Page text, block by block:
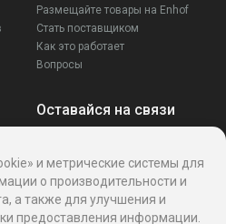
Размещайте товары на Enhof
Стать поставщиком
Как это работает
Вопросы
Оставайся на связи
и метрические системы для
о производительности и
а также для улучшения и
предоставления информации.